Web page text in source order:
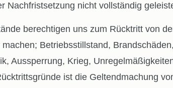
Nachfristsetzung nicht vollständig
berechtigen uns zum Rücktritt von
Betriebsstillstand,
Aussperrung, Krieg,
ist die Geltendmachung